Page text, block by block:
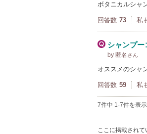
ボタニカルシャ
回答数 73 私
シャンプー
by 匿名 さん
オススメのシャ
回答数 59 私
7件中 1-7件を表示
ここに掲載され